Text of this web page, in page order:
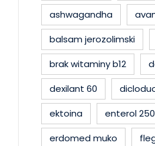
ashwagandha
balsam jerozolimski
brak witaminy b12
dexilant 60
ektoina
enterol 250
erdomed muko